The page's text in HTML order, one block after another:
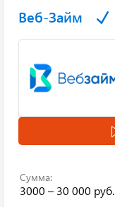
Веб-Займ
Сумма:
3000 – 30 000 руб.